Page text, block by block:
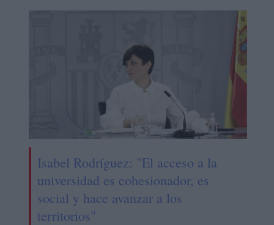
Isabel Rodríguez: "El acceso a la
universidad es cohesionador, es
social y hace avanzar a los
territorios"